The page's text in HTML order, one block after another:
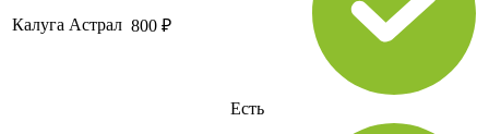
Калуга Астрал 800 ₽
Есть